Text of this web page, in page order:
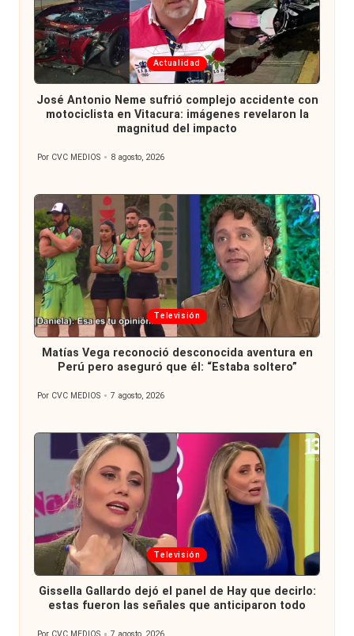
Publicada
en
Actualidad
José Antonio Neme sufrió complejo accidente con
motociclista en Vitacura: imágenes revelaron la
magnitud del impacto
Publicado
Por CVC MEDIOS 8 agosto, 2026
Publicada
en
Televisión
Matías Vega reconoció desconocida aventura en
Perú pero aseguró que él: “Estaba soltero”
Publicado
Por CVC MEDIOS 7 agosto, 2026
Publicada
en
Televisión
Gissella Gallardo dejó el panel de Hay que decirlo:
estas fueron las señales que anticiparon todo